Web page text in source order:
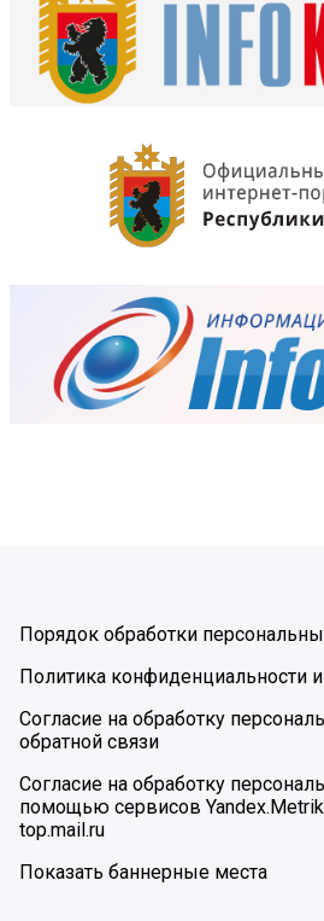
Порядок обработки
Политика конфиденциальности
Согласие на обработку
обратной связи
Согласие на обработку
помощью сервисов
top.mail.ru
Показать баннерные места